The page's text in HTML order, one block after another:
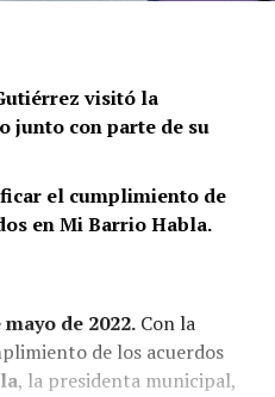
visitó la
junto con parte de su
el cumplimiento de
en Mi Barrio Habla.
de 2022.Con la
de los acuerdos
, la presidenta municipal,